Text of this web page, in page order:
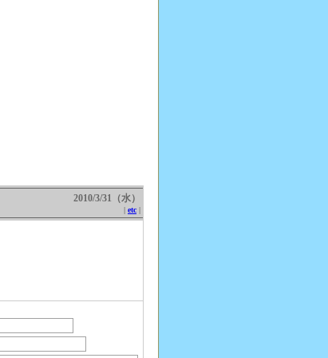
2010/3/31（水）
| etc |